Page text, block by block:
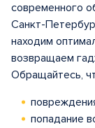
современного
Санкт-
находим
возвращаем
Обращайтесь,
попадание